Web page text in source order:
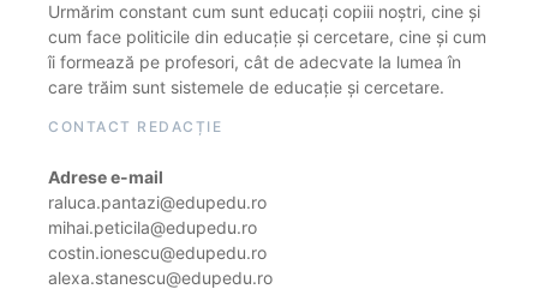
Urmărim constant cum sunt educați copiii noștri, cine și
cum face politicile din educație și cercetare, cine și cum
îi formează pe profesori, cât de adecvate la lumea în
care trăim sunt sistemele de educație și cercetare.
CONTACT REDACȚIE
Adrese e-mail
raluca.pantazi@edupedu.ro
mihai.peticila@edupedu.ro
costin.ionescu@edupedu.ro
alexa.stanescu@edupedu.ro